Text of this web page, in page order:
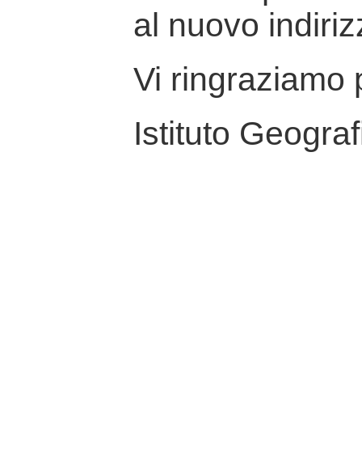
al nuovo
Vi ringraziamo
Istituto